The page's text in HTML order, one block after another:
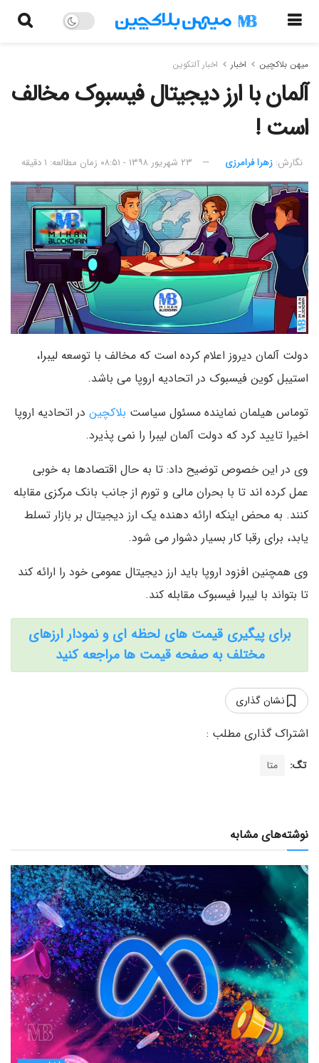
میهن بلاکچین اخبار اخبار آلتکوین
آلمان با ارز دیجیتال فیسبوک مخالف
است !
نگارش:‌ زهرا فرامرزی ۲۳ شهریور ۱۳۹۸ - ۰۸:۵۱ زمان مطالعه: ۱ دقیقه
دولت آلمان دیروز اعلام کرده است که مخالف با توسعه لیبرا،
استیبل کوین فیسبوک در اتحادیه اروپا می باشد.
توماس هیلمان نماینده مسئول سیاست بلاکچین در اتحادیه اروپا
اخیرا تایید کرد که دولت آلمان لیبرا را نمی پذیرد.
وی در این خصوص توضیح داد: تا به حال اقتصادها به خوبی
عمل کرده اند تا با بحران مالی و تورم از جانب بانک مرکزی مقابله
کنند. به محض اینکه ارائه دهنده یک ارز دیجیتال بر بازار تسلط
یابد، برای رقبا کار بسیار دشوار می شود.
وی همچنین افزود اروپا باید ارز دیجیتال عمومی خود را ارائه کند
تا بتواند با لیبرا فیسبوک مقابله کند.
برای پیگیری قیمت های لحظه ای و نمودار ارزهای
مختلف به صفحه قیمت ها مراجعه کنید
نشان گذاری
تگ: متا
نوشته‌های مشابه